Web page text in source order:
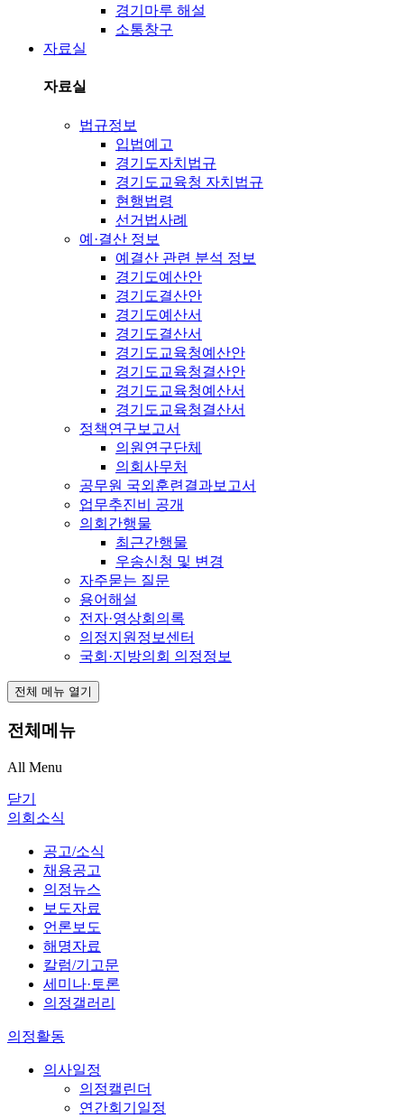
경기마루 해설
소통창구
자료실
자료실
법규정보
입법예고
경기도자치법규
경기도교육청 자치법규
현행법령
선거법사례
예·결산 정보
예결산 관련 분석 정보
경기도예산안
경기도결산안
경기도예산서
경기도결산서
경기도교육청예산안
경기도교육청결산안
경기도교육청예산서
경기도교육청결산서
정책연구보고서
의원연구단체
의회사무처
공무원 국외훈련결과보고서
업무추진비 공개
의회간행물
최근간행물
우송신청 및 변경
자주묻는 질문
용어해설
전자·영상회의록
의정지원정보센터
국회·지방의회 의정정보
전체 메뉴 열기
전체메뉴
All Menu
닫기
의회소식
공고/소식
채용공고
의정뉴스
보도자료
언론보도
해명자료
칼럼/기고문
세미나·토론
의정갤러리
의정활동
의사일정
의정캘린더
연간회기일정